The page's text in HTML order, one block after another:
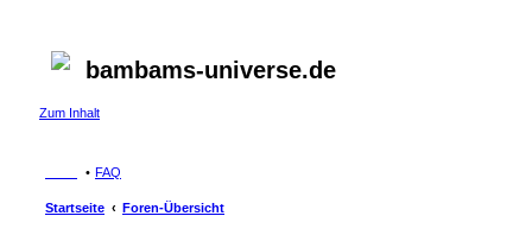
bambams-universe.de
Zum Inhalt
FAQ
Startseite Foren-Übersicht